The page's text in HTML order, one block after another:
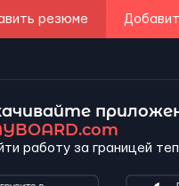
резюме
работу за границей